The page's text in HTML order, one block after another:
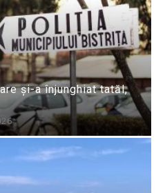
și-a înjunghiat tatăl,